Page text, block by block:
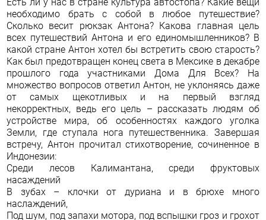
необходимо брать с собой в любое путешествие?
Сколько весит рюкзак Антона? Какова главная цель
всех путешествий Антона и его единомышленников? В
какой стране Антон хотел бы встретить свою старость?
Как был предотвращен конец света в Мексике в декабре
прошлого года участниками Дома Для Всех? На
множество вопросов ответил Антон, не уклоняясь даже
от самых щекотливых и на первый взгляд
некорректных, ведь его цель – рассказать людям об
устройстве мира, об особенностях каждого уголка
Земли, где ступала нога путешественника. Завершая
встречу, Антон прочитал стихотворение, сочиненное в
Индонезии:
Среди лесов Калимантана, среди фруктовых
насаждений
В зубах – клочки от дуриана и в брюхе много
наслаждений,
Под шум, под запахи мотора, под вспышки гроз и грохот